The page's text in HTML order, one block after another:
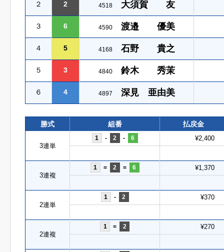
２ 2 4518 大須賀 友
３ 6 4590 渡邉 優美
４ 5 4168 石野 貴之
５ 3 4840 鈴木 秀茉
６ 4 4897 深見 亜由美
勝式 組番 払戻金
3連単
1 - 2 - 6 ¥2,400
3連複
1 = 2 = 6 ¥1,370
2連単
1 - 2 ¥370
2連複
1 = 2 ¥270